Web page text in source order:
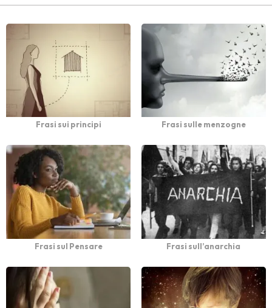
Frasi sui principi Frasi sulle menzogne
Frasi sul Pensare Frasi sull’anarchia